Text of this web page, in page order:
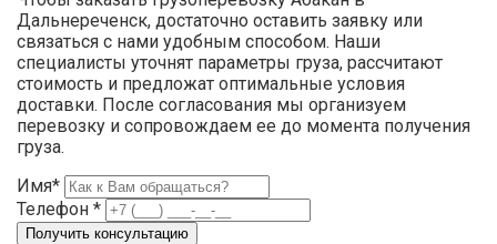
Дальнереченск, достаточно оставить заявку или
связаться с нами удобным способом. Наши
специалисты уточнят параметры груза, рассчитают
стоимость и предложат оптимальные условия
доставки. После согласования мы организуем
перевозку и сопровождаем ее до момента получения
груза.
Имя*
Телефон *